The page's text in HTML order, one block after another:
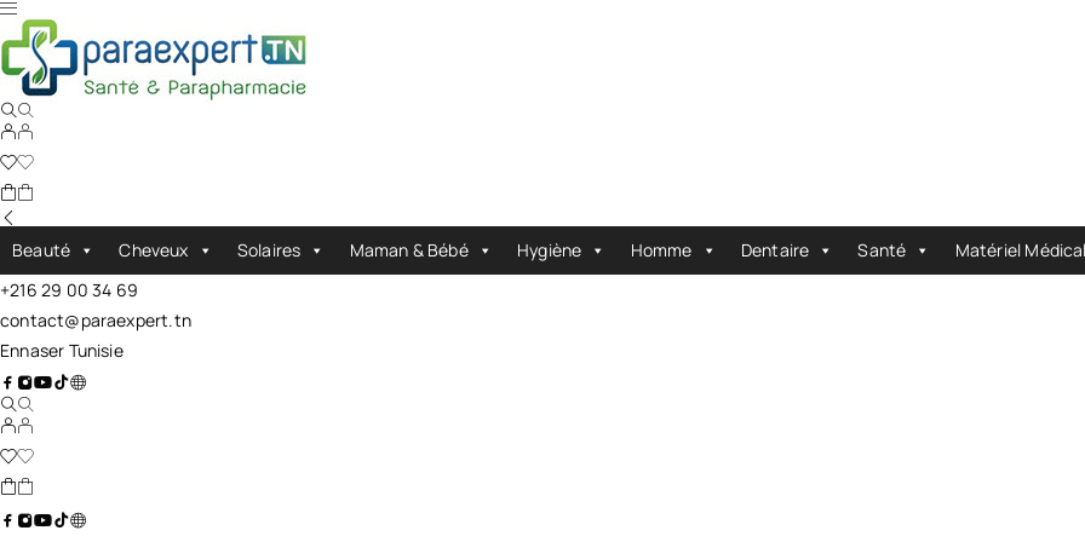
Beauté Cheveux Solaires Maman & Bébé Hygiène Homme Dentaire Santé Matériel Médical
+216 29 00 34 69
contact@paraexpert.tn
Ennaser Tunisie